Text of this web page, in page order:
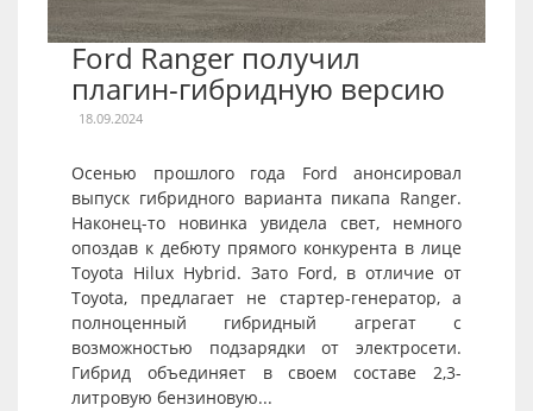
Ford Ranger получил
плагин-гибридную версию
18.09.2024
Осенью прошлого года Ford анонсировал
выпуск гибридного варианта пикапа Ranger.
Наконец-то новинка увидела свет, немного
опоздав к дебюту прямого конкурента в лице
Toyota Hilux Hybrid. Зато Ford, в отличие от
Toyota, предлагает не стартер-генератор, а
полноценный гибридный агрегат с
возможностью подзарядки от электросети.
Гибрид объединяет в своем составе 2,3-
литровую бензиновую...